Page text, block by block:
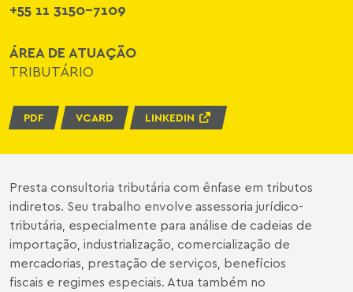
+55 11 3150-7109
ÁREA DE ATUAÇÃO
TRIBUTÁRIO
PDF VCARD LINKEDIN
Presta consultoria tributária com ênfase em tributos
indiretos. Seu trabalho envolve assessoria jurídico-
tributária, especialmente para análise de cadeias de
importação, industrialização, comercialização de
mercadorias, prestação de serviços, benefícios
fiscais e regimes especiais. Atua também no